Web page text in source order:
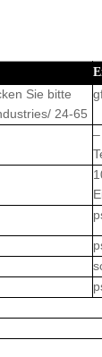
Sie bitte
24-65
–